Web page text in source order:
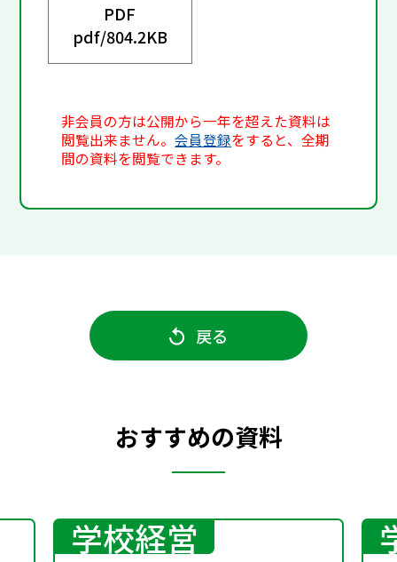
PDF
pdf/804.2KB
非会員の方は公開から一年を超えた資料は
閲覧出来ません。会員登録をすると、全期
間の資料を閲覧できます。
戻る
おすすめの資料
学校経営